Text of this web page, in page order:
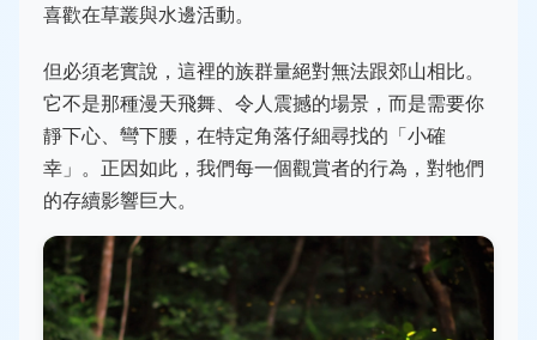
喜歡在草叢與水邊活動。
但必須老實說，這裡的族群量絕對無法跟郊山相比。
它不是那種漫天飛舞、令人震撼的場景，而是需要你
靜下心、彎下腰，在特定角落仔細尋找的「小確
幸」。正因如此，我們每一個觀賞者的行為，對牠們
的存續影響巨大。